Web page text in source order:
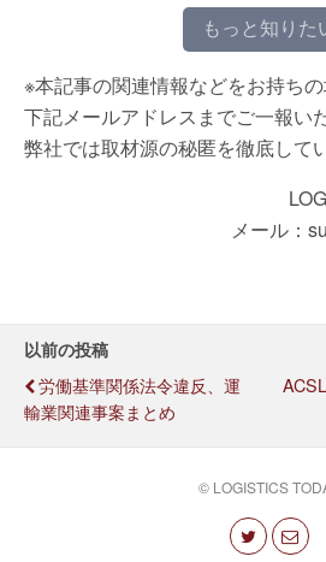
もっと知りた
※本記事の関連情報などをお持ち
下記メールアドレスまでご一報い
弊社では取材源の秘匿を徹底して
メール：
以前の投稿
労働基準関係法令違反、運
輸業関連事案まとめ
© LOGISTICS